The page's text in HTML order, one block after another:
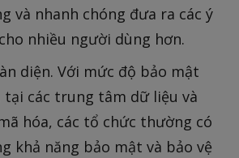
và nhanh chóng đưa ra các ý
nhiều người dùng hơn.
diện. Với mức độ bảo mật
tại các trung tâm dữ liệu và
hóa, các tổ chức thường có
khả năng bảo mật và bảo vệ